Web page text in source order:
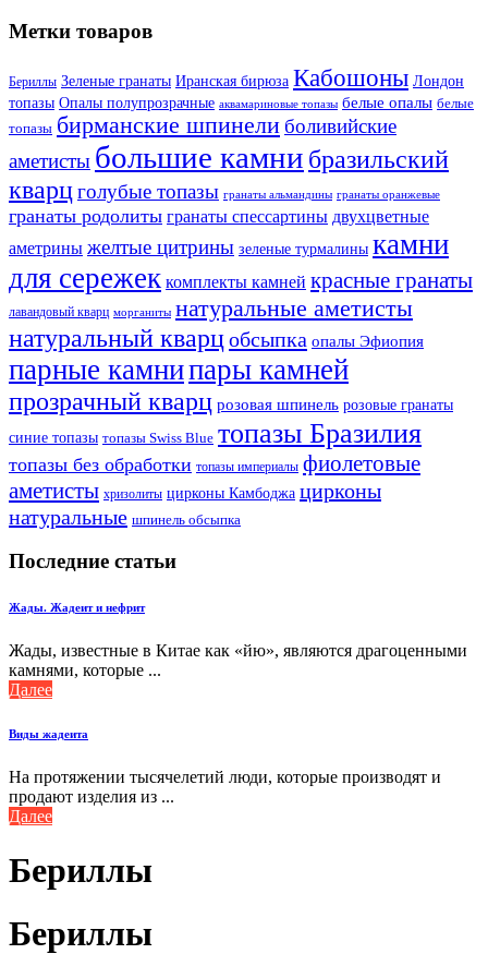
Метки товаров
Бериллы Зеленые гранаты Иранская бирюза Кабошоны Лондон
топазы Опалы полупрозрачные аквамариновые топазы белые опалы белые
топазы бирманские шпинелиболивийские
аметисты большие камни бразильский
кварцголубые топазы гранаты альмандины гранаты оранжевые
гранаты родолиты гранаты спессартины двухцветные
аметрины желтые цитрины зеленые турмалины камни
для сережек комплекты камней красные гранаты
лавандовый кварц морганиты натуральные аметисты
натуральный кварцобсыпка опалы Эфиопия
парные камнипары камней
прозрачный кварц розовая шпинель розовые гранаты
синие топазы топазы Swiss Blue топазы Бразилия
топазы без обработки топазы империалы фиолетовые
аметисты хризолиты цирконы Камбоджа цирконы
натуральные шпинель обсыпка
Последние статьи
Жады. Жадеит и нефрит
Жады, известные в Китае как «йю», являются драгоценными
камнями, которые ...
Далее
Виды жадеита
На протяжении тысячелетий люди, которые производят и
продают изделия из ...
Далее
Бериллы
Бериллы